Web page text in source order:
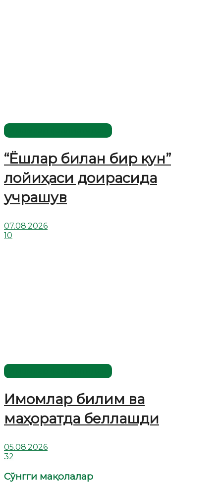
“Ёшлар билан бир кун”
лойиҳаси доирасида
учрашув
07.08.2026
10
Имомлар билим ва
маҳоратда беллашди
05.08.2026
32
Сўнгги мақолалар